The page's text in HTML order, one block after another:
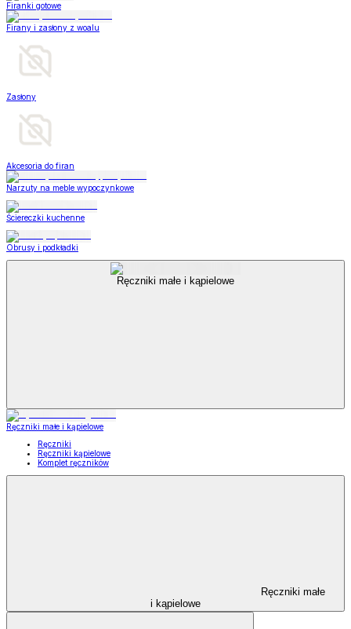
Firanki gotowe
Firany i zasłony z woalu
Zasłony
Akcesoria do firan
Narzuty na meble wypoczynkowe
Ściereczki kuchenne
Obrusy i podkładki
Ręczniki małe i kąpielowe
Ręczniki małe i kąpielowe
Ręczniki
Ręczniki kąpielowe
Komplet ręczników
Ręczniki małe
i kąpielowe